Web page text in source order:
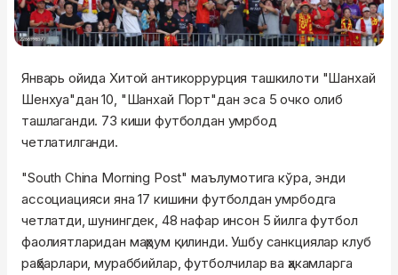
Январь ойида Хитой антикоррурция ташкилоти "Шанхай
Шенхуа"дан 10, "Шанхай Порт"дан эса 5 очко олиб
ташлаганди. 73 киши футболдан умрбод
четлатилганди.
"South China Morning Post" маълумотига кўра, энди
ассоциацияси яна 17 кишини футболдан умрбодга
четлатди, шунингдек, 48 нафар инсон 5 йилга футбол
фаолиятларидан маҳрум қилинди. Ушбу санкциялар клуб
раҳбарлари, мураббийлар, футболчилар ва ҳакамларга